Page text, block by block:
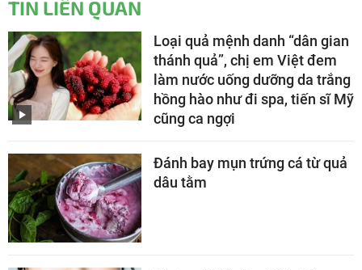
TIN LIÊN QUAN
Loại quả mệnh danh “dân gian
thánh quả”, chị em Việt đem
làm nước uống dưỡng da trắng
hồng hào như đi spa, tiến sĩ Mỹ
cũng ca ngợi
Đánh bay mụn trứng cá từ quả
dâu tằm